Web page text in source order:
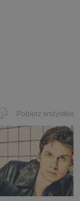
Pobierz wszystkie